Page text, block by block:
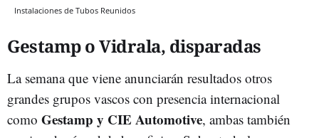
Instalaciones de Tubos Reunidos
Gestamp o Vidrala, disparadas
La semana que viene anunciarán resultados otros
grandes grupos vascos con presencia internacional
como Gestamp y CIE Automotive, ambas también